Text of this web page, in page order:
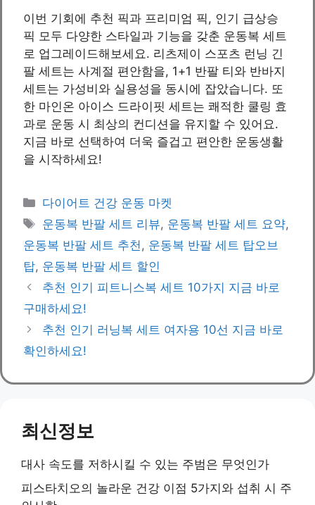
이번 기회에 추천 픽과 프리미엄 픽, 인기 급상승
픽 모두 다양한 스타일과 기능을 갖춘 운동복 세트
로 업그레이드해보세요. 리츠제이 스포츠 런닝 긴
팔 세트는 사계절 편안함을, 1+1 반팔 티와 반바지
세트는 가성비와 실용성을 동시에 잡았습니다. 또
한 마인온 아이스 드라이핏 세트는 쾌적한 쿨링 효
과로 운동 시 최상의 컨디션을 유지할 수 있어요.
지금 바로 선택하여 더욱 즐겁고 편안한 운동생활
을 시작하세요!
Categories
다이어트 건강 운동 마켓
Tags
운동복 반팔 세트 리뷰, 운동복 반팔 세트 요약,
운동복 반팔 세트 추천, 운동복 반팔 세트 탑오브
탑, 운동복 반팔 세트 할인
추천 인기 피트니스복 세트 10가지 지금 바로
구매하세요!
추천 인기 러닝복 세트 여자용 10선 지금 바로
확인하세요!
최신정보
대사 속도를 저하시킬 수 있는 주범은 무엇인가
피스타치오의 놀라운 건강 이점 5가지와 섭취 시 주